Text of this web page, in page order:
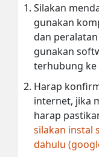
Silakan
gunakan
dan
gunakan
terhubung
Harap
internet, jika
harap
silakan instal
dahulu